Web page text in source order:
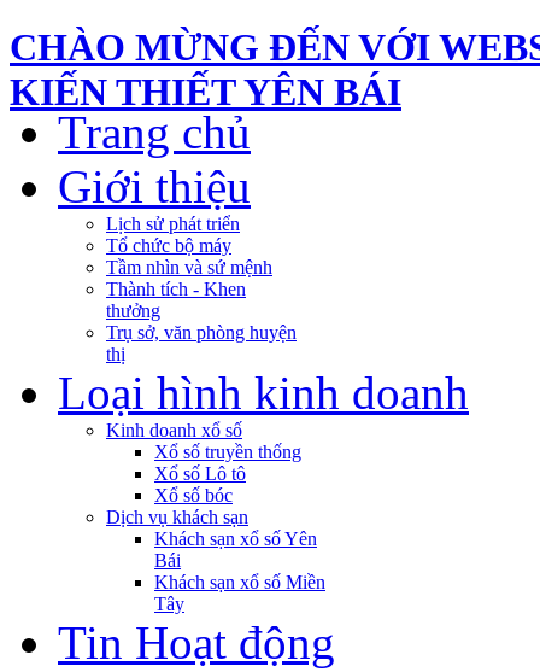
CHÀO MỪNG ĐẾN VỚI
KIẾN THIẾT YÊN BÁI
Trang chủ
Giới thiệu
Lịch sử phát triển
Tổ chức bộ máy
Tầm nhìn và sứ mệnh
Thành tích - Khen
thưởng
Trụ sở, văn phòng huyện
thị
Loại hình kinh doanh
Kinh doanh xổ số
Xổ số truyền thống
Xổ số Lô tô
Xổ số bóc
Dịch vụ khách sạn
Khách sạn xổ số Yên
Bái
Khách sạn xổ số Miền
Tây
Tin Hoạt động